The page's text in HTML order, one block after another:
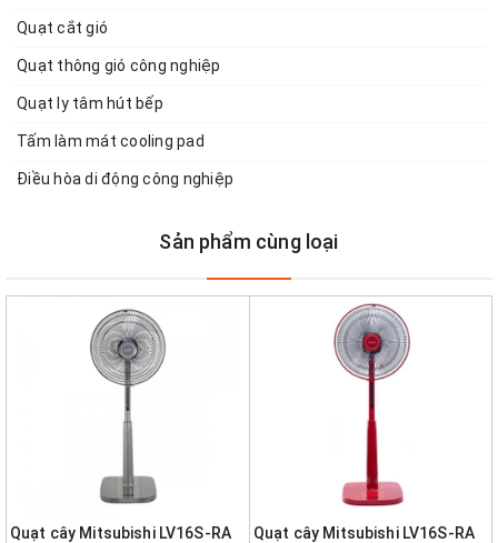
Quạt cắt gió
Quạt thông gió công nghiệp
Quạt ly tâm hút bếp
Tấm làm mát cooling pad
Điều hòa di động công nghiệp
Sản phẩm cùng loại
Quạt cây Mitsubishi LV16S-RA
Quạt cây Mitsubishi LV16S-RA